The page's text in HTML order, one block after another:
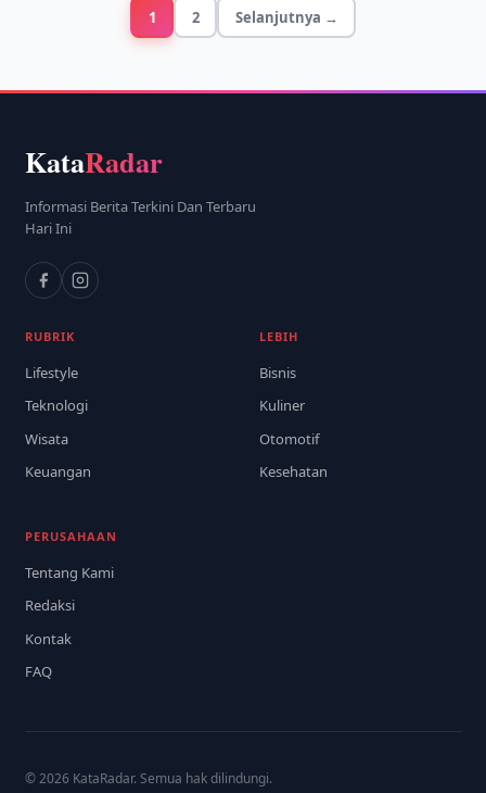
1 2 Selanjutnya →
KataRadar
Informasi Berita Terkini Dan Terbaru
Hari Ini
RUBRIK
Lifestyle
Teknologi
Wisata
Keuangan
LEBIH
Bisnis
Kuliner
Otomotif
Kesehatan
PERUSAHAAN
Tentang Kami
Redaksi
Kontak
FAQ
© 2026 KataRadar. Semua hak dilindungi.